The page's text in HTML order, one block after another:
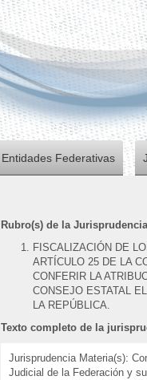
Entidades Federativas
Rubro(s) de la Jurisprudencia
FISCALIZACIÓN DE
ARTÍCULO 25 DE LA
CONFERIR LA
CONSEJO ESTATAL
LA REPÚBLICA.
Texto completo de la
Jurisprudencia Materia(s):
Judicial de la Federación y